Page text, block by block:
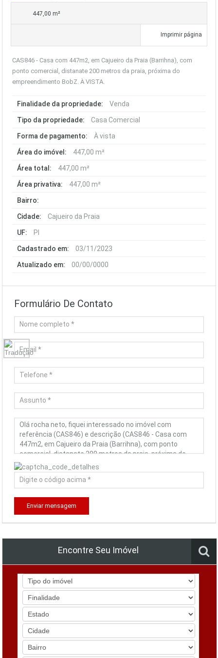
447,00 m²
Imprimir página
CAS846 - Casa com 447m2, em Cajueiro da Praia (Barrihna), com
ponto comercial, distanate 200 metros da praia, próxima do
empreendimento BobZ. À VISTA.
Finalidade da propriedade: Venda
Tipo da propriedade: Casa Comercial
Forma de pagamento: À vista
Área do imóvel: 447,00 m²
Área total: 447,00 m²
Área privativa: 447,00 m²
Bairro:
Cidade: Cajueiro da Praia
UF: PI
Cadastrado em: 03/11/2023
Atualizado em: 00/00/0000
Formulário De Contato
Enviar mensagem
Encontre Seu Imóvel